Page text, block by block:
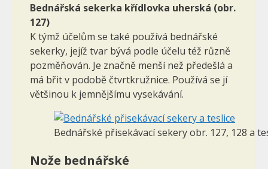
Bednářská sekerka křídlovka uherská (obr.
127)
K týmž účelům se také používá bednářské
sekerky, jejíž tvar bývá podle účelu též různě
pozměňován. Je značně menší než předešlá a
má břit v podobě čtvrtkružnice. Používá se jí
většinou k jemnějšímu vysekávání.
Bednářské přisekávací sekery obr. 127, 128 a
Nože bednářské